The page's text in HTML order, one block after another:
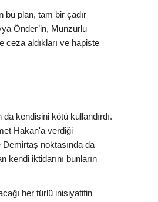
bu plan, tam bir çadır
Önder’in, Munzurlu
ceza aldıkları ve hapiste
kendisini kötü kullandırdı.
Hakan'a verdiği
noktasında da
iktidarını bunların
her türlü inisiyatifin